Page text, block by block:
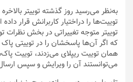
به‌نظر می‌رسید روز گذشته توییتر
توییت‌ها را دراختیار کاربرانش قرار
توییتر متوجه تغییراتی در بخش نظرات
که اگر آن‌ها پاسخشان را در توییتی
همان توییت ریپلای می‌زدند، توییت
می‌توانستند آن را ویرایش و سپس